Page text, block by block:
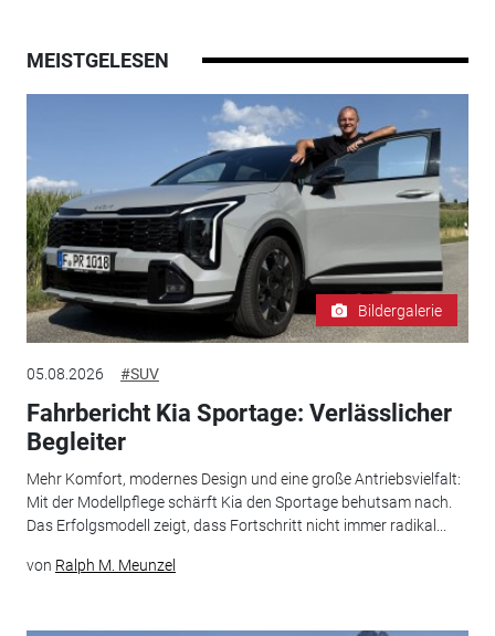
MEISTGELESEN
Bildergalerie
05.08.2026 #SUV
Fahrbericht Kia Sportage: Verlässlicher
Begleiter
Mehr Komfort, modernes Design und eine große Antriebsvielfalt:
Mit der Modellpflege schärft Kia den Sportage behutsam nach.
Das Erfolgsmodell zeigt, dass Fortschritt nicht immer radikal...
von Ralph M. Meunzel